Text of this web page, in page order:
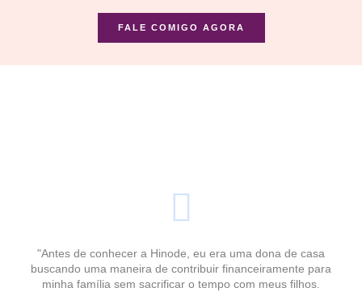
FALE COMIGO AGORA
"Antes de conhecer a Hinode, eu era uma dona de casa
buscando uma maneira de contribuir financeiramente para
minha família sem sacrificar o tempo com meus filhos.